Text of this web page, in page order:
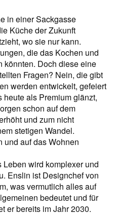
in einer Sackgasse
Küche der Zukunft
wo sie nur kann.
die das Kochen und
könnten. Doch diese eine
Fragen? Nein, die gibt
werden entwickelt, gefeiert
heute als Premium glänzt,
schon auf dem
und zum nicht
stetigen Wandel.
und auf das Wohnen
wird komplexer und
Enslin ist Designchef von
was vermutlich alles auf
bedeutet und für
er bereits im Jahr 2030.